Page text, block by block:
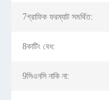
7গ্রাফিক ফরম্যাট সমর্থিত:
8কাটিং বেধ:
9সিএনসি নাকি না: